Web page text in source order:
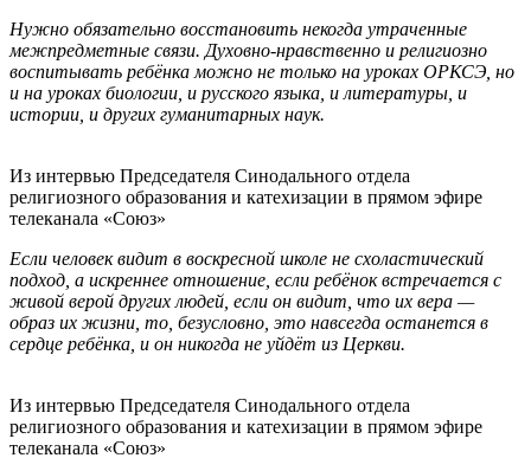
Нужно обязательно восстановить некогда утраченные
межпредметные связи. Духовно-нравственно и религиозно
воспитывать ребёнка можно не только на уроках ОРКСЭ, но
и на уроках биологии, и русского языка, и литературы, и
истории, и других гуманитарных наук.
Из интервью Председателя Синодального отдела
религиозного образования и катехизации в прямом эфире
телеканала «Союз»
Если человек видит в воскресной школе не схоластический
подход, а искреннее отношение, если ребёнок встречается с
живой верой других людей, если он видит, что их вера —
образ их жизни, то, безусловно, это навсегда останется в
сердце ребёнка, и он никогда не уйдёт из Церкви.
Из интервью Председателя Синодального отдела
религиозного образования и катехизации в прямом эфире
телеканала «Союз»